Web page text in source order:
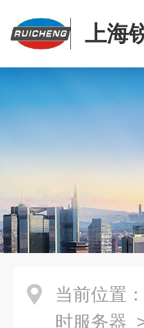
上海
当前位置：
时服务器